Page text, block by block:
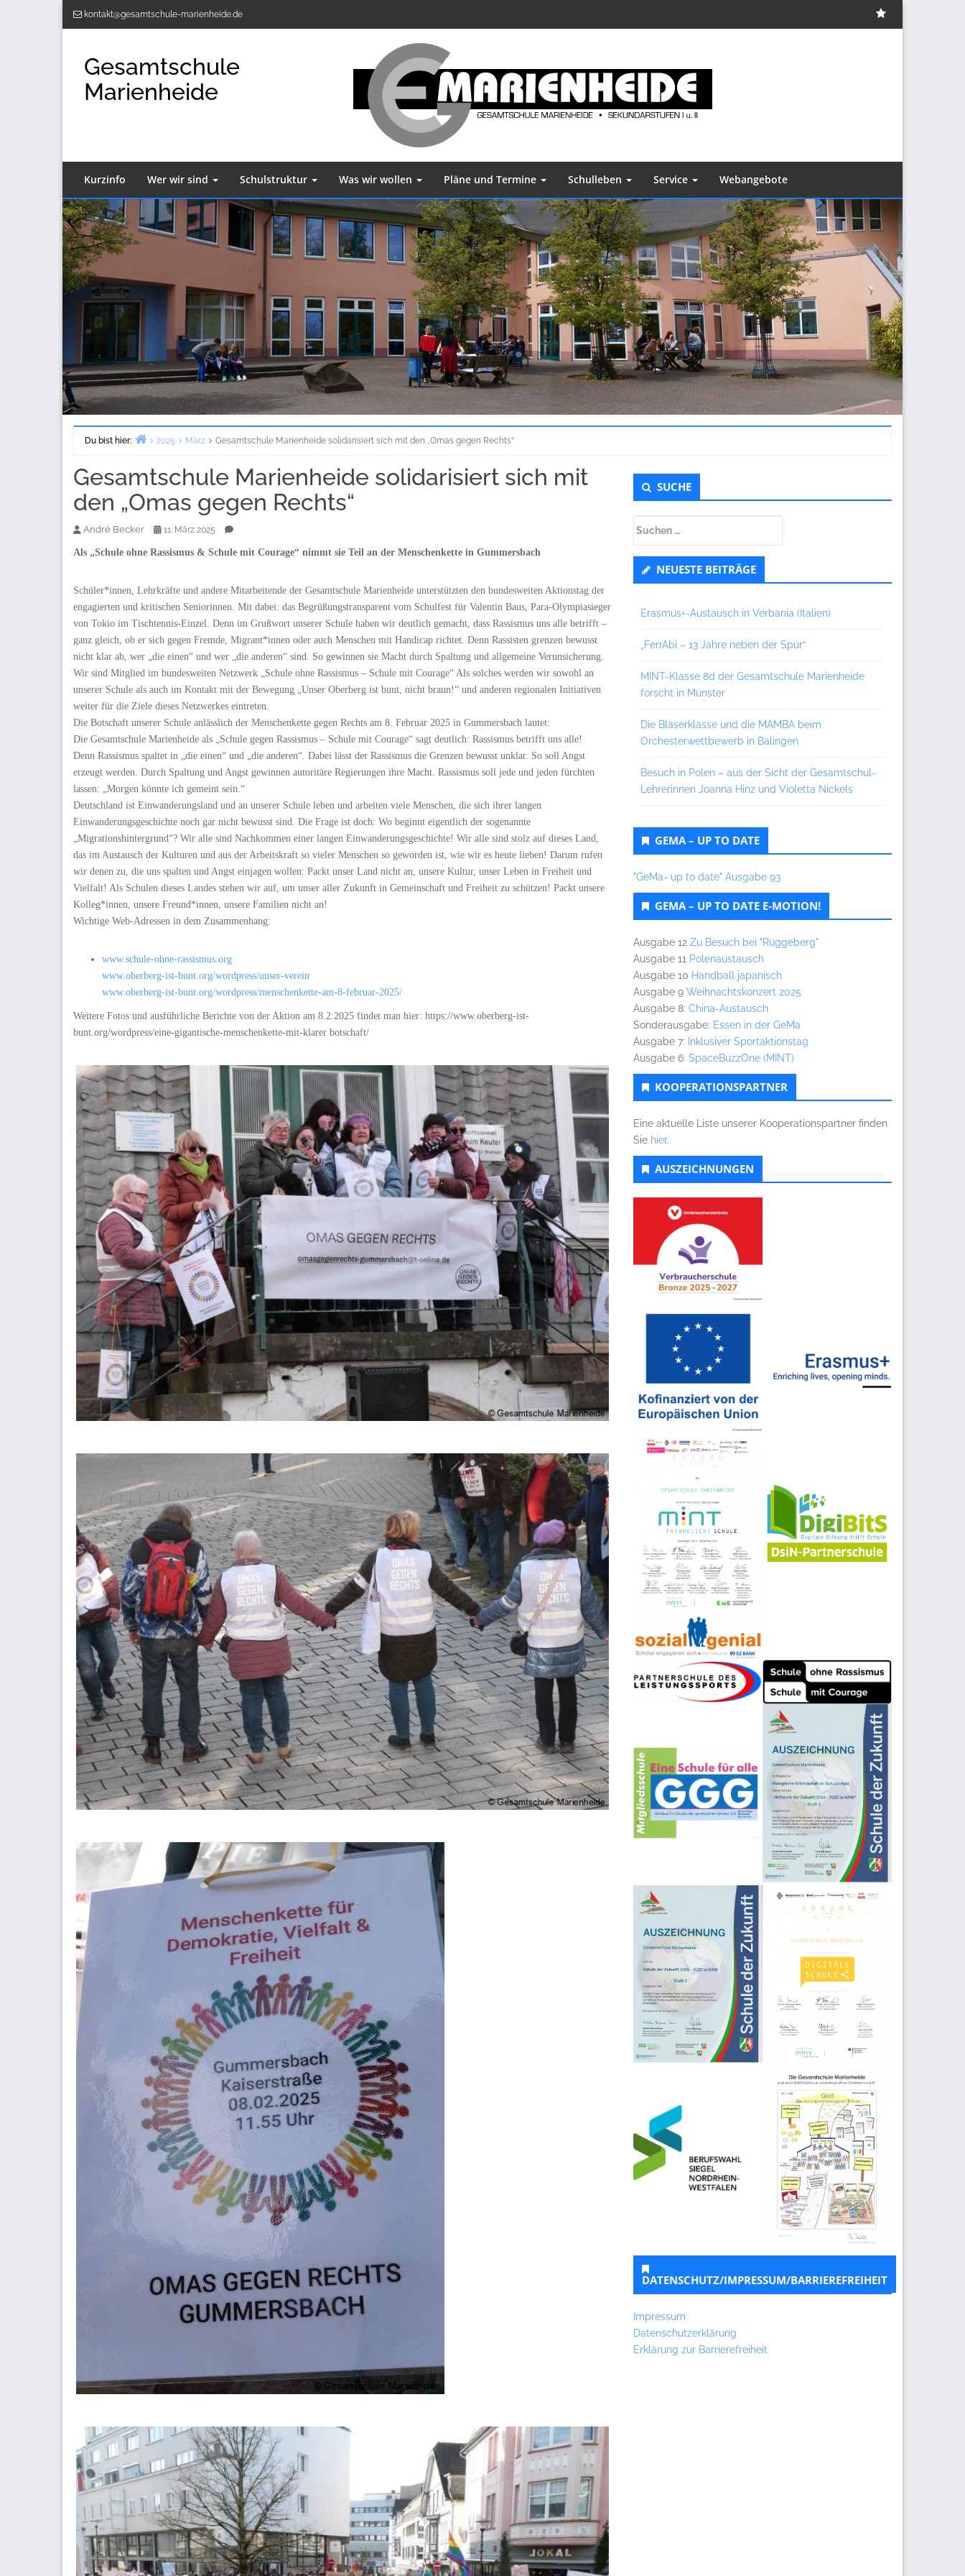
kontakt@gesamtschule-marienheide.de
Gesamtschule
Marienheide
Kurzinfo Wer wir sind Schulstruktur Was wir wollen Pläne und Termine Schulleben Service Webangebote
Du bist hier:
2025 März Gesamtschule Marienheide solidarisiert sich mit den „Omas gegen Rechts“
Gesamtschule Marienheide solidarisiert sich mit
den „Omas gegen Rechts“
André Becker 11. März 2025
Als „Schule ohne Rassismus & Schule mit Courage“ nimmt sie Teil an der Menschenkette in Gummersbach
Schüler*innen, Lehrkräfte und andere Mitarbeitende der Gesamtschule Marienheide unterstützten den bundesweiten Aktionstag der
engagierten und kritischen Seniorinnen. Mit dabei: das Begrüßungstransparent vom Schulfest für Valentin Baus, Para-Olympiasieger
von Tokio im Tischtennis-Einzel. Denn im Grußwort unserer Schule haben wir deutlich gemacht, dass Rassismus uns alle betrifft –
ganz gleich, ob er sich gegen Fremde, Migrant*innen oder auch Menschen mit Handicap richtet. Denn Rassisten grenzen bewusst
nicht klar ab, wer „die einen“ und wer „die anderen“ sind. So gewinnen sie Macht durch Spaltung und allgemeine Verunsicherung.
Wir sind Mitglied im bundesweiten Netzwerk „Schule ohne Rassismus – Schule mit Courage“ Als solches werden wir sowohl an
unserer Schule als auch im Kontakt mit der Bewegung „Unser Oberberg ist bunt, nicht braun!“ und anderen regionalen Initiativen
weiter für die Ziele dieses Netzwerkes eintreten.
Die Botschaft unserer Schule anlässlich der Menschenkette gegen Rechts am 8. Februar 2025 in Gummersbach lautet:
Die Gesamtschule Marienheide als „Schule gegen Rassismus – Schule mit Courage“ sagt deutlich: Rassismus betrifft uns alle!
Denn Rassismus spaltet in „die einen“ und „die anderen“. Dabei lässt der Rassismus die Grenzen bewusst unklar. So soll Angst
erzeugt werden. Durch Spaltung und Angst gewinnen autoritäre Regierungen ihre Macht. Rassismus soll jede und jeden fürchten
lassen: „Morgen könnte ich gemeint sein.“
Deutschland ist Einwanderungsland und an unserer Schule leben und arbeiten viele Menschen, die sich ihrer langen
Einwanderungsgeschichte noch gar nicht bewusst sind. Die Frage ist doch: Wo beginnt eigentlich der sogenannte
„Migrationshintergrund“? Wir alle sind Nachkommen einer langen Einwanderungsgeschichte! Wir alle sind stolz auf dieses Land,
das im Austausch der Kulturen und aus der Arbeitskraft so vieler Menschen so geworden ist, wie wir es heute lieben! Darum rufen
wir denen zu, die uns spalten und Angst einjagen wollen: Packt unser Land nicht an, unsere Kultur, unser Leben in Freiheit und
Vielfalt! Als Schulen dieses Landes stehen wir auf, um unser aller Zukunft in Gemeinschaft und Freiheit zu schützen! Packt unsere
Kolleg*innen, unsere Freund*innen, unsere Familien nicht an!
Wichtige Web-Adressen in dem Zusammenhang:
www.schule-ohne-rassismus.org
www.oberberg-ist-bunt.org/wordpress/unser-verein
www.oberberg-ist-bunt.org/wordpress/menschenkette-am-8-februar-2025/
Weitere Fotos und ausführliche Berichte von der Aktion am 8.2.2025 findet man hier: https://www.oberberg-ist-
bunt.org/wordpress/eine-gigantische-menschenkette-mit-klarer botschaft/
Untergeordnet
Seitenleiste
SUCHE
NEUESTE BEITRÄGE
Erasmus+-Austausch in Verbania (Italien)
„FerrAbi – 13 Jahre neben der Spur“
MINT-Klasse 8d der Gesamtschule Marienheide
forscht in Münster
Die Bläserklasse und die MAMBA beim
Orchesterwettbewerb in Balingen
Besuch in Polen – aus der Sicht der Gesamtschul-
Lehrerinnen Joanna Hinz und Violetta Nickels
GEMA – UP TO DATE
"GeMa- up to date" Ausgabe 93
GEMA – UP TO DATE E-MOTION!
Ausgabe 12 Zu Besuch bei "Rüggeberg"
Ausgabe 11 Polenaustausch
Ausgabe 10 Handball japanisch
Ausgabe 9 Weihnachtskonzert 2025
Ausgabe 8: China-Austausch
Sonderausgabe: Essen in der GeMa
Ausgabe 7: Inklusiver Sportaktionstag
Ausgabe 6: SpaceBuzzOne (MINT)
KOOPERATIONSPARTNER
Eine aktuelle Liste unserer Kooperationspartner finden
Sie hier.
AUSZEICHNUNGEN
DATENSCHUTZ/IMPRESSUM/BARRIEREFREIHEIT
Impressum
Datenschutzerklärung
Erklärung zur Barrierefreiheit